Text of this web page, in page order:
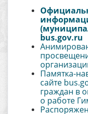
bus.gov.ru
Памятка-
сайте
граждан в
о работе